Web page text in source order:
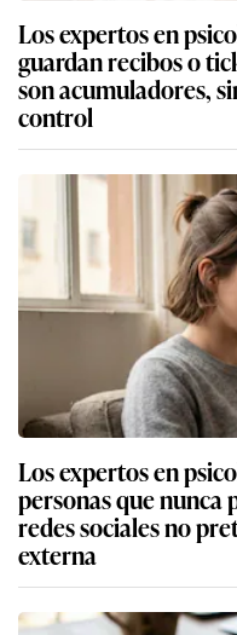
Los expertos en
guardan recibos o
son acumuladores,
control
Los expertos en
personas que nunca
redes sociales no
externa